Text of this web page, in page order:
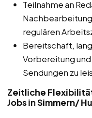
Teilnahme an
regulären
Bereitschaft,
Vorbereitung
Sendungen zu
Zeitliche
Jobs in Simmern/